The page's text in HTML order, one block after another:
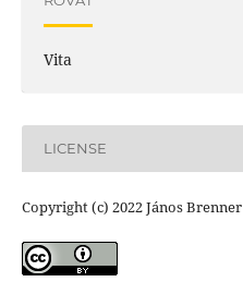
Vita
LICENSE
Copyright (c) 2022 János Brenner